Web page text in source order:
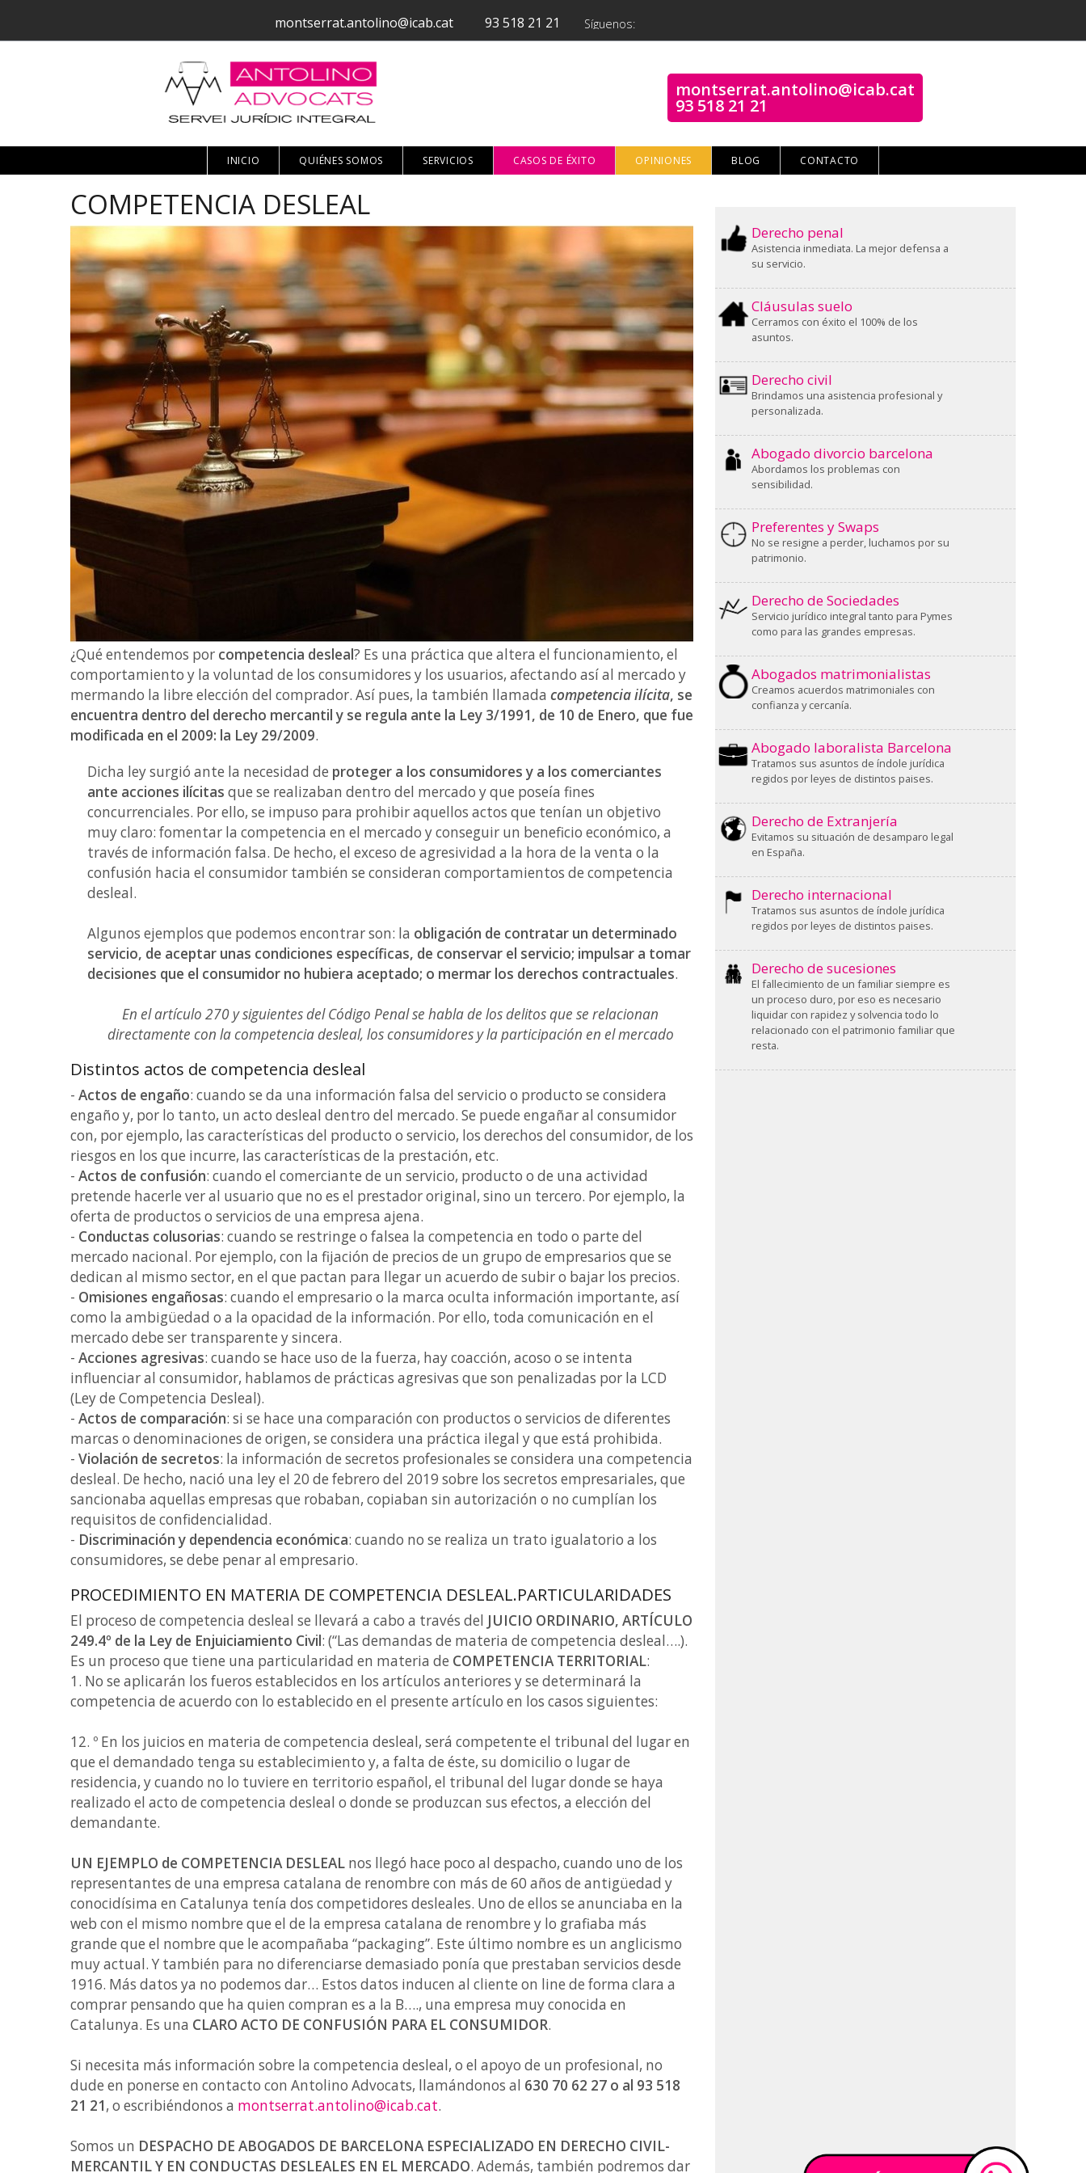
montserrat.antolino@icab.cat 93 518 21 21 Síguenos:
montserrat.antolino@icab.cat
93 518 21 21
INICIO QUIÉNES SOMOS SERVICIOS CASOS DE ÉXITO OPINIONES BLOG CONTACTO
COMPETENCIA DESLEAL
¿Qué entendemos por competencia desleal? Es una práctica que altera el funcionamiento, el
comportamiento y la voluntad de los consumidores y los usuarios, afectando así al mercado y
mermando la libre elección del comprador. Así pues, la también llamada competencia ilícita, se
encuentra dentro del derecho mercantil y se regula ante la Ley 3/1991, de 10 de Enero, que fue
modificada en el 2009: la Ley 29/2009.
Dicha ley surgió ante la necesidad de proteger a los consumidores y a los comerciantes
ante acciones ilícitas que se realizaban dentro del mercado y que poseía fines
concurrenciales. Por ello, se impuso para prohibir aquellos actos que tenían un objetivo
muy claro: fomentar la competencia en el mercado y conseguir un beneficio económico, a
través de información falsa. De hecho, el exceso de agresividad a la hora de la venta o la
confusión hacia el consumidor también se consideran comportamientos de competencia
desleal.
Algunos ejemplos que podemos encontrar son: la obligación de contratar un determinado
servicio, de aceptar unas condiciones específicas, de conservar el servicio; impulsar a tomar
decisiones que el consumidor no hubiera aceptado; o mermar los derechos contractuales.
En el artículo 270 y siguientes del Código Penal se habla de los delitos que se relacionan
directamente con la competencia desleal, los consumidores y la participación en el mercado
Distintos actos de competencia desleal
- Actos de engaño: cuando se da una información falsa del servicio o producto se considera
engaño y, por lo tanto, un acto desleal dentro del mercado. Se puede engañar al consumidor
con, por ejemplo, las características del producto o servicio, los derechos del consumidor, de los
riesgos en los que incurre, las características de la prestación, etc.
- Actos de confusión: cuando el comerciante de un servicio, producto o de una actividad
pretende hacerle ver al usuario que no es el prestador original, sino un tercero. Por ejemplo, la
oferta de productos o servicios de una empresa ajena.
- Conductas colusorias: cuando se restringe o falsea la competencia en todo o parte del
mercado nacional. Por ejemplo, con la fijación de precios de un grupo de empresarios que se
dedican al mismo sector, en el que pactan para llegar un acuerdo de subir o bajar los precios.
- Omisiones engañosas: cuando el empresario o la marca oculta información importante, así
como la ambigüedad o a la opacidad de la información. Por ello, toda comunicación en el
mercado debe ser transparente y sincera.
- Acciones agresivas: cuando se hace uso de la fuerza, hay coacción, acoso o se intenta
influenciar al consumidor, hablamos de prácticas agresivas que son penalizadas por la LCD
(Ley de Competencia Desleal).
- Actos de comparación: si se hace una comparación con productos o servicios de diferentes
marcas o denominaciones de origen, se considera una práctica ilegal y que está prohibida.
- Violación de secretos: la información de secretos profesionales se considera una competencia
desleal. De hecho, nació una ley el 20 de febrero del 2019 sobre los secretos empresariales, que
sancionaba aquellas empresas que robaban, copiaban sin autorización o no cumplían los
requisitos de confidencialidad.
- Discriminación y dependencia económica: cuando no se realiza un trato igualatorio a los
consumidores, se debe penar al empresario.
PROCEDIMIENTO EN MATERIA DE COMPETENCIA DESLEAL.PARTICULARIDADES
El proceso de competencia desleal se llevará a cabo a través del JUICIO ORDINARIO, ARTÍCULO
249.4º de la Ley de Enjuiciamiento Civil: (“Las demandas de materia de competencia desleal….).
Es un proceso que tiene una particularidad en materia de COMPETENCIA TERRITORIAL:
1. No se aplicarán los fueros establecidos en los artículos anteriores y se determinará la
competencia de acuerdo con lo establecido en el presente artículo en los casos siguientes:
12. º En los juicios en materia de competencia desleal, será competente el tribunal del lugar en
que el demandado tenga su establecimiento y, a falta de éste, su domicilio o lugar de
residencia, y cuando no lo tuviere en territorio español, el tribunal del lugar donde se haya
realizado el acto de competencia desleal o donde se produzcan sus efectos, a elección del
demandante.
UN EJEMPLO de COMPETENCIA DESLEAL nos llegó hace poco al despacho, cuando uno de los
representantes de una empresa catalana de renombre con más de 60 años de antigüedad y
conocidísima en Catalunya tenía dos competidores desleales. Uno de ellos se anunciaba en la
web con el mismo nombre que el de la empresa catalana de renombre y lo grafiaba más
grande que el nombre que le acompañaba “packaging”. Este último nombre es un anglicismo
muy actual. Y también para no diferenciarse demasiado ponía que prestaban servicios desde
1916. Más datos ya no podemos dar… Estos datos inducen al cliente on line de forma clara a
comprar pensando que ha quien compran es a la B…., una empresa muy conocida en
Catalunya. Es una CLARO ACTO DE CONFUSIÓN PARA EL CONSUMIDOR.
Si necesita más información sobre la competencia desleal, o el apoyo de un profesional, no
dude en ponerse en contacto con Antolino Advocats, llamándonos al 630 70 62 27 o al 93 518
21 21, o escribiéndonos a montserrat.antolino@icab.cat.
Somos un DESPACHO DE ABOGADOS DE BARCELONA ESPECIALIZADO EN DERECHO CIVIL-
MERCANTIL Y EN CONDUCTAS DESLEALES EN EL MERCADO. Además, también podremos dar
Derecho penal
Asistencia inmediata. La mejor defensa a
su servicio.
Cláusulas suelo
Cerramos con éxito el 100% de los
asuntos.
Derecho civil
Brindamos una asistencia profesional y
personalizada.
Abogado divorcio barcelona
Abordamos los problemas con
sensibilidad.
Preferentes y Swaps
No se resigne a perder, luchamos por su
patrimonio.
Derecho de Sociedades
Servicio jurídico integral tanto para Pymes
como para las grandes empresas.
Abogados matrimonialistas
Creamos acuerdos matrimoniales con
confianza y cercanía.
Abogado laboralista Barcelona
Tratamos sus asuntos de índole jurídica
regidos por leyes de distintos paises.
Derecho de Extranjería
Evitamos su situación de desamparo legal
en España.
Derecho internacional
Tratamos sus asuntos de índole jurídica
regidos por leyes de distintos paises.
Derecho de sucesiones
El fallecimiento de un familiar siempre es
un proceso duro, por eso es necesario
liquidar con rapidez y solvencia todo lo
relacionado con el patrimonio familiar que
resta.